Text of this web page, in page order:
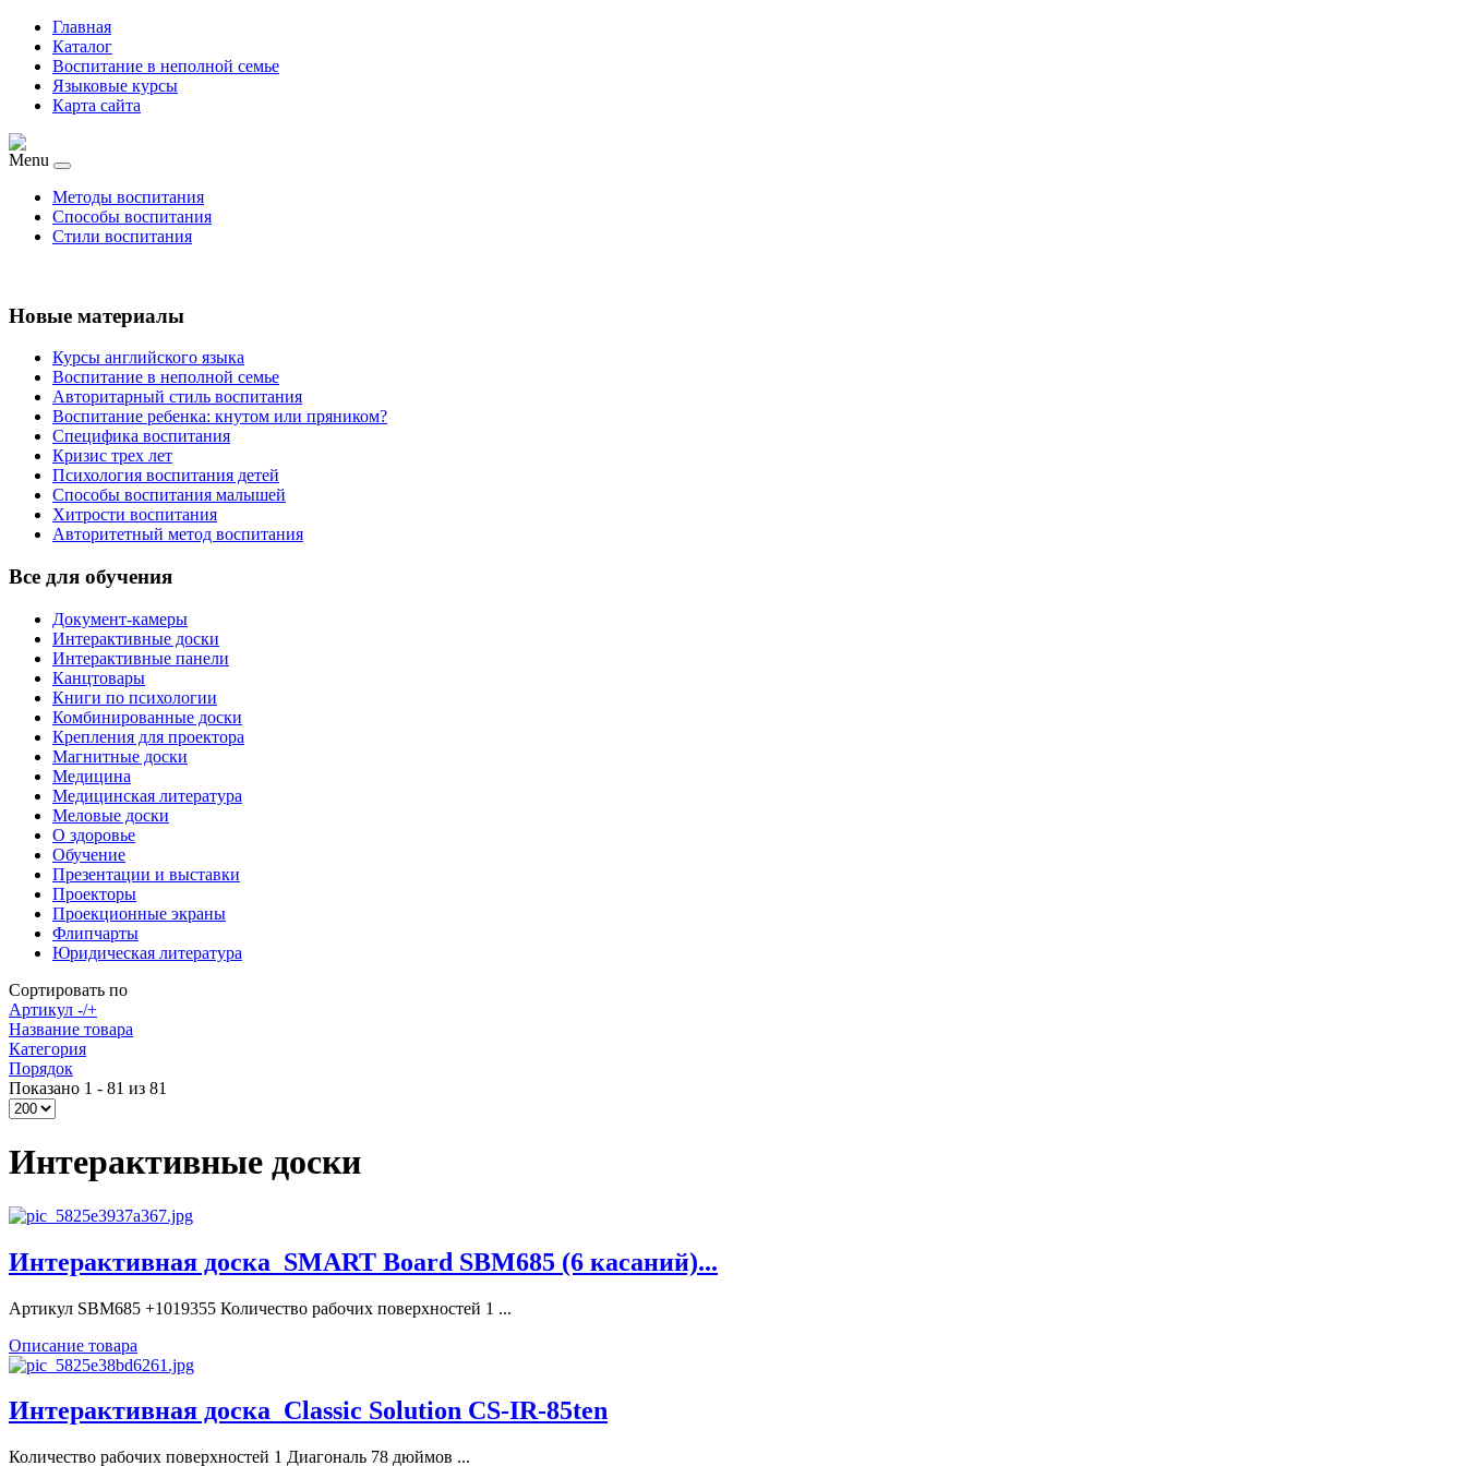
Главная
Каталог
Воспитание в неполной семье
Языковые курсы
Карта сайта
Menu
Методы воспитания
Способы воспитания
Стили воспитания
Новые материалы
Курсы английского языка
Воспитание в неполной семье
Авторитарный стиль воспитания
Воспитание ребенка: кнутом или пряником?
Специфика воспитания
Кризис трех лет
Психология воспитания детей
Способы воспитания малышей
Хитрости воспитания
Авторитетный метод воспитания
Все для обучения
Документ-камеры
Интерактивные доски
Интерактивные панели
Канцтовары
Книги по психологии
Комбинированные доски
Крепления для проектора
Магнитные доски
Медицина
Медицинская литература
Меловые доски
О здоровье
Обучение
Презентации и выставки
Проекторы
Проекционные экраны
Флипчарты
Юридическая литература
Сортировать по
Артикул -/+
Название товара
Категория
Порядок
Показано 1 - 81 из 81
Интерактивные доски
Интерактивная доска_SMART Board SBM685 (6 касаний)...
Артикул SBM685 +1019355 Количество рабочих поверхностей 1 ...
Описание товара
Интерактивная доска_Classic Solution CS-IR-85ten
Количество рабочих поверхностей 1 Диагональ 78 дюймов ...